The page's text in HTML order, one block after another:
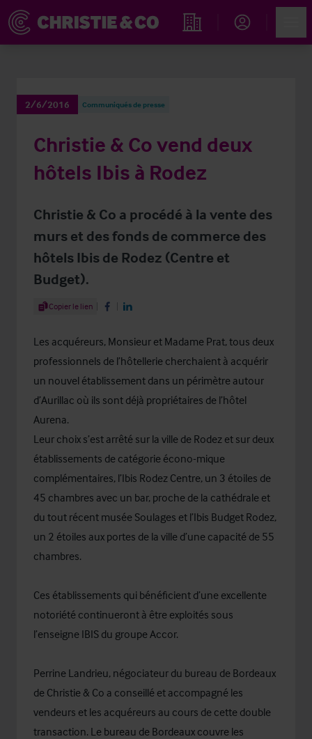
Rechercher un hôtel
2/6/2016 Communiqués de presse
Christie & Co vend deux
hôtels Ibis à Rodez
Christie & Co a procédé à la vente des
murs et des fonds de commerce des
hôtels Ibis de Rodez (Centre et
Budget).
Share Article
Copier le lien Share on Facebook
Share on LinkedIn
Les acquéreurs, Monsieur et Madame Prat, tous deux
professionnels de l’hôtellerie cherchaient à acquérir
un nouvel établissement dans un périmètre autour
d’Aurillac où ils sont déjà propriétaires de l’hôtel
Aurena.
Leur choix s’est arrêté sur la ville de Rodez et sur deux
établissements de catégorie écono-mique
complémentaires, l’Ibis Rodez Centre, un 3 étoiles de
45 chambres avec un bar, proche de la cathédrale et
du tout récent musée Soulages et l’Ibis Budget Rodez,
un 2 étoiles aux portes de la ville d’une capacité de 55
chambres.
Ces établissements qui bénéficient d’une excellente
notoriété continueront à être exploités sous
l’enseigne IBIS du groupe Accor.
Perrine Landrieu, négociateur du bureau de Bordeaux
de Christie & Co a conseillé et accompagné les
vendeurs et les acquéreurs au cours de cette double
transaction. Le bureau de Bordeaux couvre les